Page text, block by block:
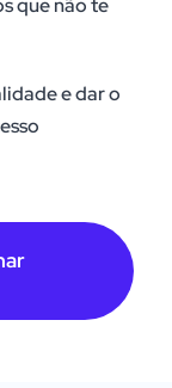
que não te
e dar o